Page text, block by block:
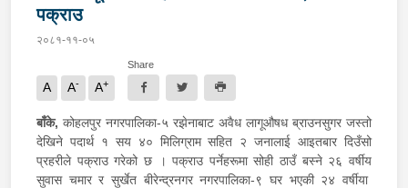
पक्राउ
२०८१-११-०५
A A- A+
Share
बाँके, कोहलपुर नगरपालिका-५ रझेनाबाट अवैध लागूऔषध ब्राउनसुगर जस्तो
देखिने पदार्थ १ सय ४० मिलिग्राम सहित २ जनालाई आइतबार दिउँसो
प्रहरीले पक्राउ गरेको छ । पक्राउ पर्नेहरूमा सोही ठाउँ बस्ने २६ वर्षीय
सुवास चमार र सुर्खेत बीरेन्द्रनगर नगरपालिका-९ घर भएकी २४ वर्षीया